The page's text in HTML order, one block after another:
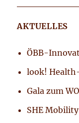
AKTUELLES
ÖBB-
look!
Gala zum
SHE